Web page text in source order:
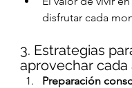
disfrutar cada
3. Estrategias
aprovechar cada
Preparación